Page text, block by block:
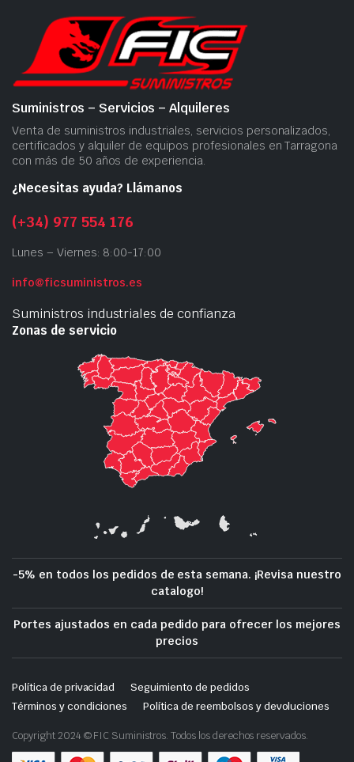
Suministros – Servicios – Alquileres
Venta de suministros industriales, servicios personalizados,
certificados y alquiler de equipos profesionales en Tarragona
con más de 50 años de experiencia.
¿Necesitas ayuda? Llámanos
(+34) 977 554 176
Lunes – Viernes: 8:00-17:00
info@ficsuministros.es
Suministros industriales de confianza
Zonas de servicio
-5% en todos los pedidos de esta semana. ¡Revisa nuestro
catalogo!
Portes ajustados en cada pedido para ofrecer los mejores
precios
Política de privacidad
Seguimiento de pedidos
Términos y condiciones
Política de reembolsos y devoluciones
Copyright 2024 © FIC Suministros. Todos los derechos reservados.